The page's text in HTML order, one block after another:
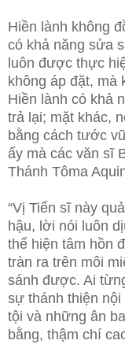
Hiền lành không
có khả năng sửa
luôn được thực
không áp đặt,
Hiền lành có khả
trả lại; mặt khác,
bằng cách tước
ấy mà các văn sĩ
Thánh Tôma
“Vị Tiến sĩ này
hậu, lời nói luôn
thể hiện tâm hồn
tràn ra trên môi
sánh được. Ai
sự thánh thiện
tội và những ân
bằng, thậm chí